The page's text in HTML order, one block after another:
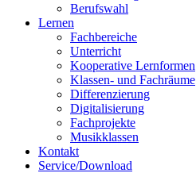
Berufswahl
Lernen
Fachbereiche
Unterricht
Kooperative Lernformen
Klassen- und Fachräume
Differenzierung
Digitalisierung
Fachprojekte
Musikklassen
Kontakt
Service/Download